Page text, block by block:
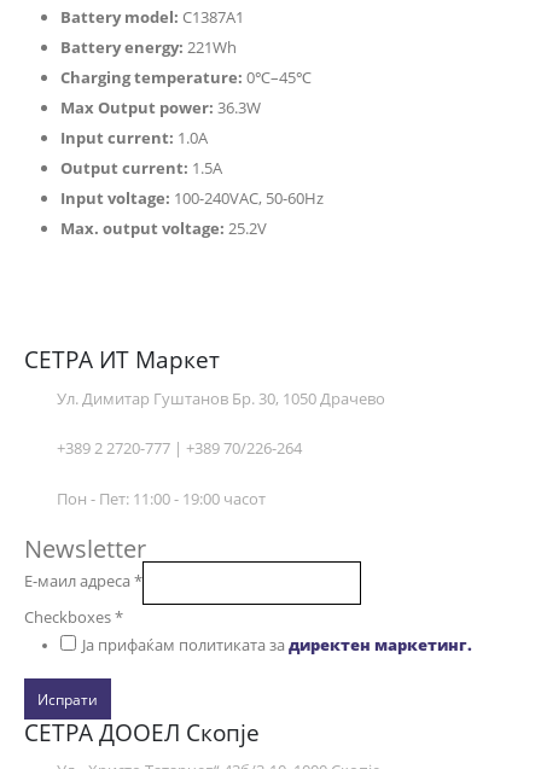
Battery model: C1387A1
Battery energy: 221Wh
Charging temperature: 0℃–45℃
Max Output power: 36.3W
Input current: 1.0A
Output current: 1.5A
Input voltage: 100-240VAC, 50-60Hz
Max. output voltage: 25.2V
СЕТРА ИТ Маркет
Ул. Димитар Гуштанов Бр. 30, 1050 Драчево
+389 2 2720-777 | +389 70/226-264
Пон - Пет: 11:00 - 19:00 часот
Newsletter
Е-маил адреса*
Checkboxes*
Ја прифаќам политиката задиректен маркетинг.
Испрати
СЕТРА ДООЕЛ Скопје